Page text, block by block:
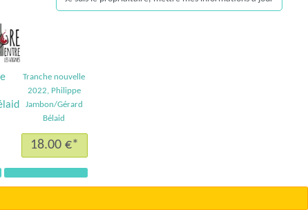
Tranche nouvelle
2022, Philippe
Jambon/Gérard
Bélaid
18.00 €*
Suivant